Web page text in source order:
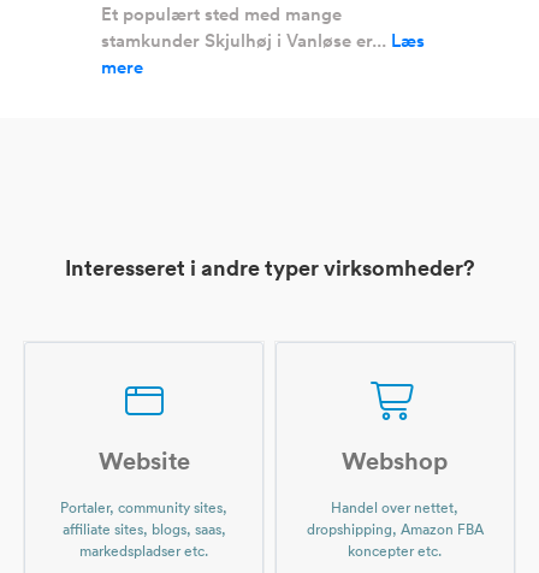
Et populært sted med mange
stamkunder Skjulhøj i Vanløse er... Læs
mere
Interesseret i andre typer virksomheder?
Website
Portaler, community sites,
affiliate sites, blogs, saas,
markedspladser etc.
Webshop
Handel over nettet,
dropshipping, Amazon FBA
koncepter etc.